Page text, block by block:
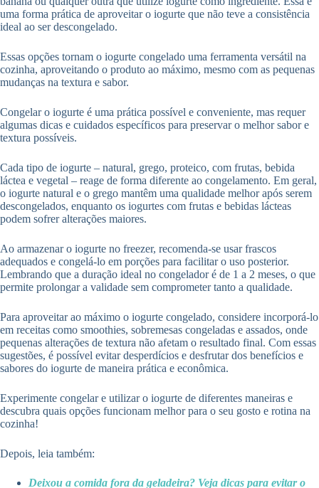
uma forma prática de aproveitar o iogurte que não teve a consistência
ideal ao ser descongelado.
Essas opções tornam o iogurte congelado uma ferramenta versátil na
cozinha, aproveitando o produto ao máximo, mesmo com as pequenas
mudanças na textura e sabor.
Congelar o iogurte é uma prática possível e conveniente, mas requer
algumas dicas e cuidados específicos para preservar o melhor sabor e
textura possíveis.
Cada tipo de iogurte – natural, grego, proteico, com frutas, bebida
láctea e vegetal – reage de forma diferente ao congelamento. Em geral,
o iogurte natural e o grego mantêm uma qualidade melhor após serem
descongelados, enquanto os iogurtes com frutas e bebidas lácteas
podem sofrer alterações maiores.
Ao armazenar o iogurte no freezer, recomenda-se usar frascos
adequados e congelá-lo em porções para facilitar o uso posterior.
Lembrando que a duração ideal no congelador é de 1 a 2 meses, o que
permite prolongar a validade sem comprometer tanto a qualidade.
Para aproveitar ao máximo o iogurte congelado, considere incorporá-lo
em receitas como smoothies, sobremesas congeladas e assados, onde
pequenas alterações de textura não afetam o resultado final. Com essas
sugestões, é possível evitar desperdícios e desfrutar dos benefícios e
sabores do iogurte de maneira prática e econômica.
Experimente congelar e utilizar o iogurte de diferentes maneiras e
descubra quais opções funcionam melhor para o seu gosto e rotina na
cozinha!
Depois, leia também:
Deixou a comida fora da geladeira? Veja dicas para evitar o